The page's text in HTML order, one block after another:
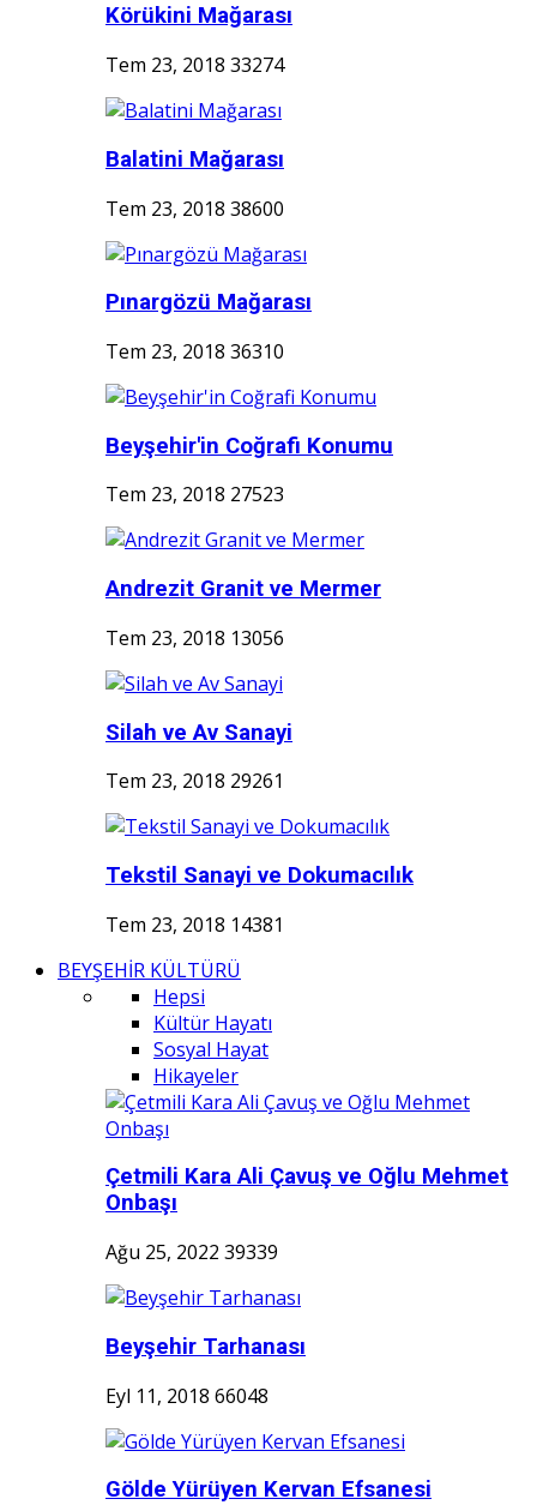
Körükini Mağarası
Tem 23, 2018 33274
Balatini Mağarası
Tem 23, 2018 38600
Pınargözü Mağarası
Tem 23, 2018 36310
Beyşehir'in Coğrafi Konumu
Tem 23, 2018 27523
Andrezit Granit ve Mermer
Tem 23, 2018 13056
Silah ve Av Sanayi
Tem 23, 2018 29261
Tekstil Sanayi ve Dokumacılık
Tem 23, 2018 14381
BEYŞEHİR KÜLTÜRÜ
Hepsi
Kültür Hayatı
Sosyal Hayat
Hikayeler
Çetmili Kara Ali Çavuş ve Oğlu Mehmet
Onbaşı
Ağu 25, 2022 39339
Beyşehir Tarhanası
Eyl 11, 2018 66048
Gölde Yürüyen Kervan Efsanesi